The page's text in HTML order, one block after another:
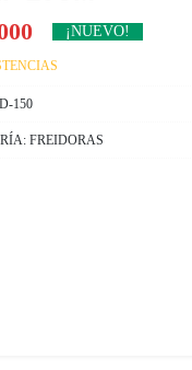
¡NUEVO!
150
FREIDORAS